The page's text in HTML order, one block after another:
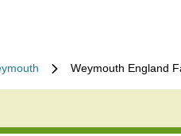
Weymouth England